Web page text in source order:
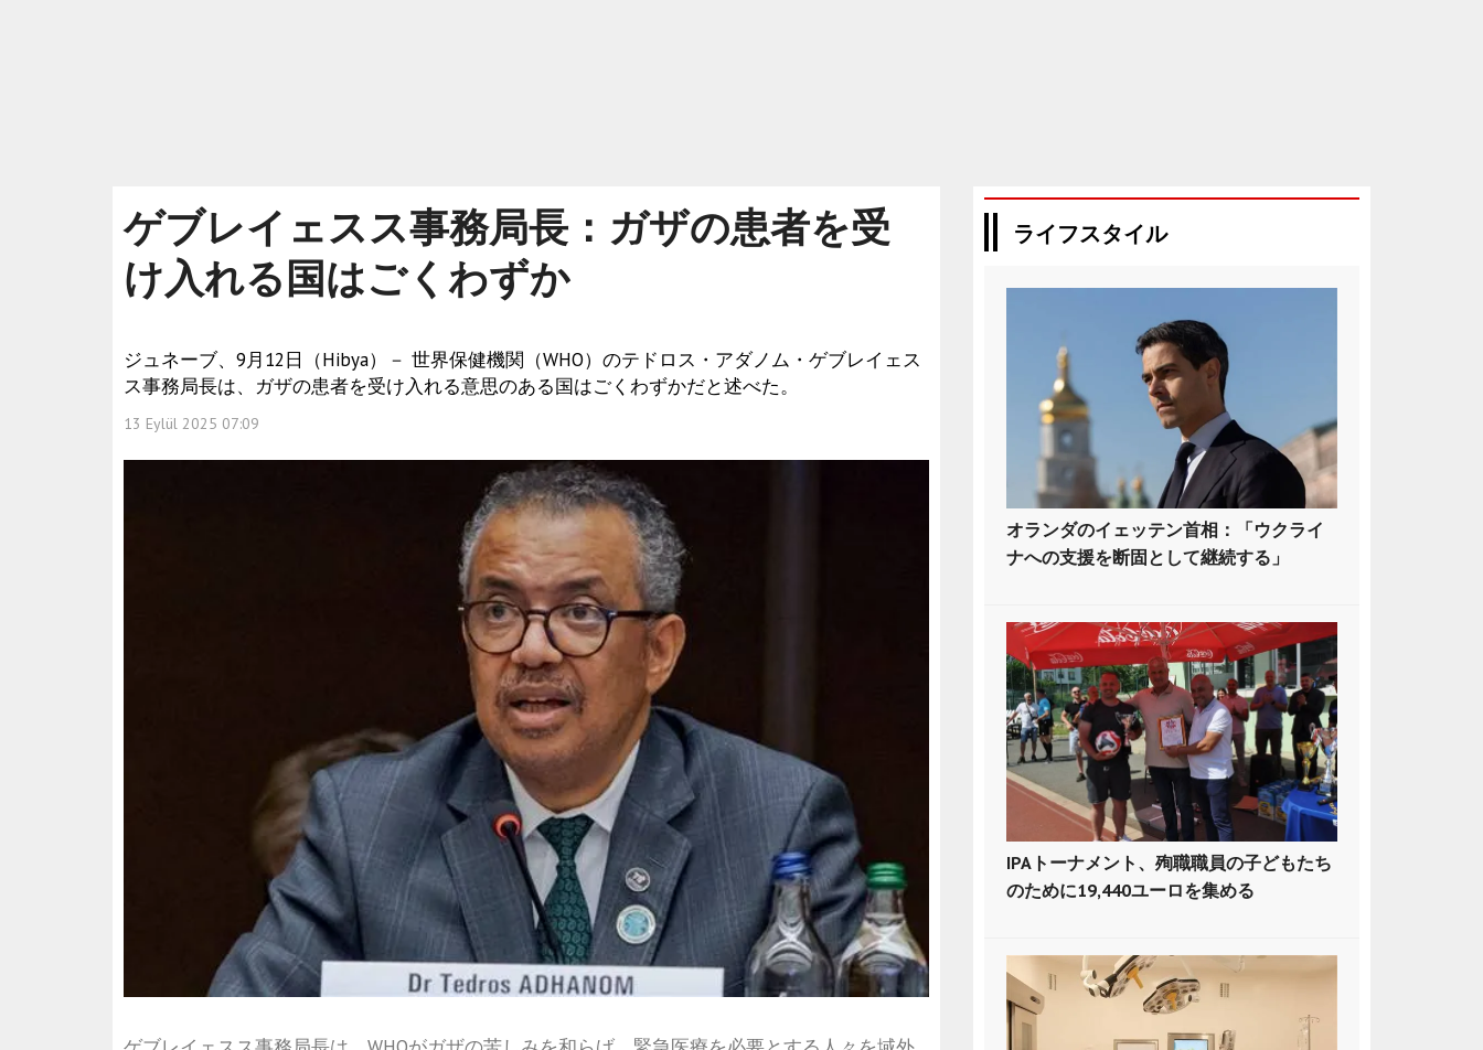
ゲブレイェスス事務局長：ガザの患者を受
け入れる国はごくわずか
ジュネーブ、9月12日（Hibya）－ 世界保健機関（WHO）のテドロス・アダノム・ゲブレイェス
ス事務局長は、ガザの患者を受け入れる意思のある国はごくわずかだと述べた。
13 Eylül 2025 07:09
ライフスタイル
オランダのイェッテン首相：「ウクライ
ナへの支援を断固として継続する」
IPAトーナメント、殉職職員の子どもたち
のために19,440ユーロを集める